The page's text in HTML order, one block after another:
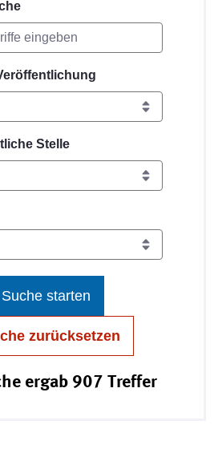
Stelle
Suche starten
zurücksetzen
ergab 907 Treffer